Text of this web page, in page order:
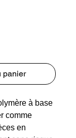
panier
à base
comme
en